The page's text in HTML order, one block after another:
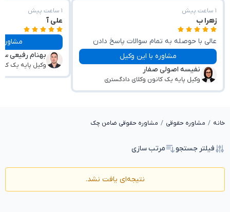
۱ ساعت پیش
زهرا ب
عالی با حوصله به تمام سوالات پاسخ دادن
مشاوره با این وکیل
نفیسه اصولی صفار
وکیل پایه یک کانون وکلای دادگستری
۱ ساعت پیش
علی آ
مشاوره با این
بهنام رفیعی
وکیل پایه یک
خانه مشاوره حقوقی مشاوره حقوقی ضامن چک
فیلتر جستجو مرتب سازی
نتیجه‌ای یافت نشد.